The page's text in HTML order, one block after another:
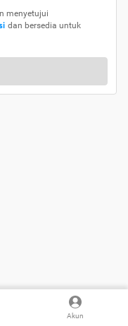
Akun
menyetujui
dan bersedia untuk